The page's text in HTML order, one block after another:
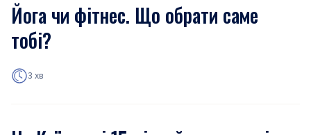
Йога чи фітнес. Що обрати саме
тобі?
3 хв